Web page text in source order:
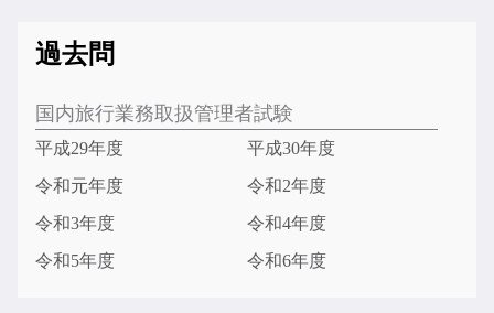
過去問
国内旅行業務取扱管理者試験
平成29年度
平成30年度
令和元年度
令和2年度
令和3年度
令和4年度
令和5年度
令和6年度